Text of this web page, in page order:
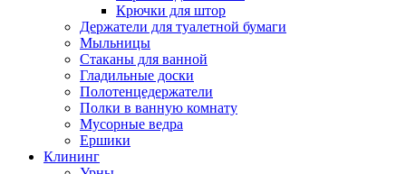
Крючки для штор
Держатели для туалетной бумаги
Мыльницы
Стаканы для ванной
Гладильные доски
Полотенцедержатели
Полки в ванную комнату
Мусорные ведра
Ершики
Клининг